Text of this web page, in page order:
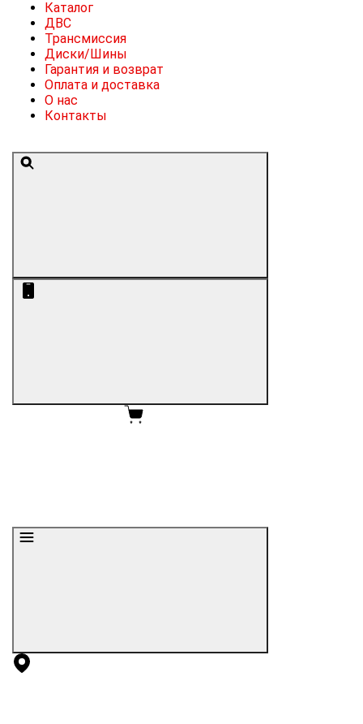
Каталог
ДВС
Трансмиссия
Диски/Шины
Гарантия и возврат
Оплата и доставка
О нас
Контакты